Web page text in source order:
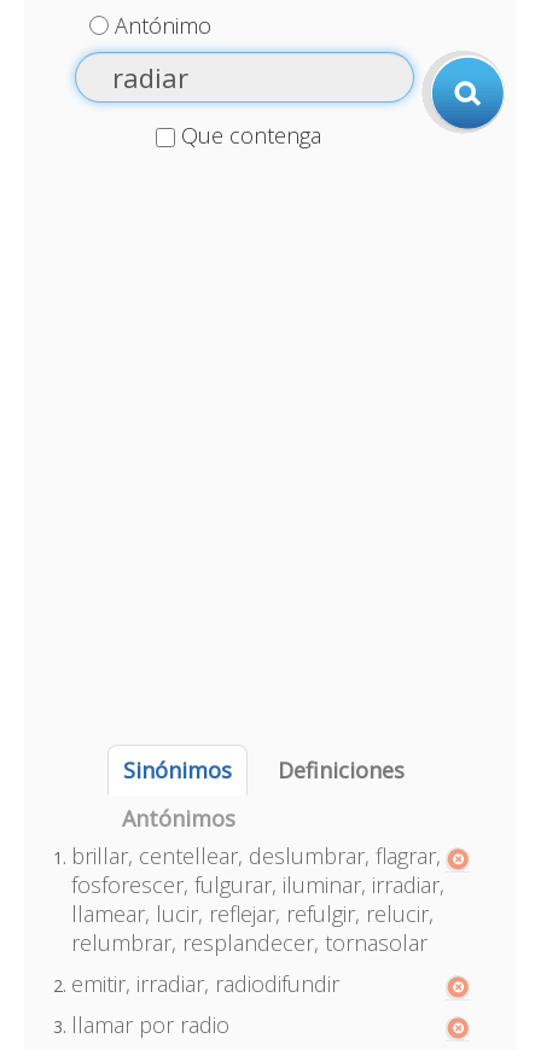
Antónimo
Que contenga
Sinónimos
Definiciones
Antónimos
brillar, centellear, deslumbrar, flagrar,
fosforescer, fulgurar, iluminar, irradiar,
llamear, lucir, reflejar, refulgir, relucir,
relumbrar, resplandecer, tornasolar
emitir, irradiar, radiodifundir
llamar por radio